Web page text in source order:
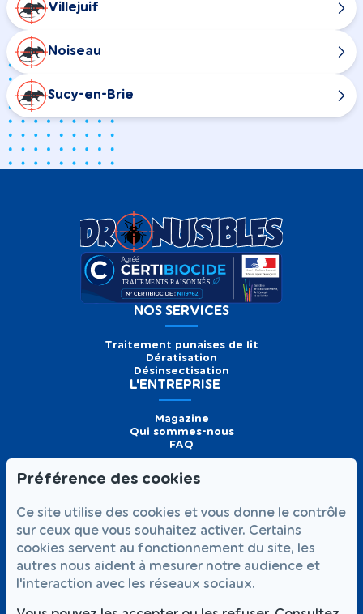
Villejuif
Noiseau
Sucy-en-Brie
NOS SERVICES
Traitement punaises de lit
Dératisation
Désinsectisation
L'ENTREPRISE
Magazine
Qui sommes-nous
FAQ
01 56 93 60 26
Formulaire de
contact
Prendre
rendez-vous
NOUS SUIVRE
Préférence des cookies
Ce site utilise des cookies et vous donne le contrôle
sur ceux que vous souhaitez activer. Certains
cookies servent au fonctionnement du site, les
autres nous aident à mesurer notre audience et
l'interaction avec les réseaux sociaux.